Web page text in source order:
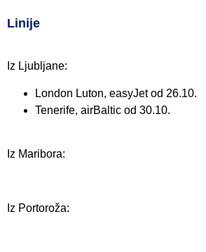
Linije
Iz Ljubljane:
London Luton, easyJet od 26.10.
Tenerife, airBaltic od 30.10.
Iz Maribora:
Iz Portoroža: